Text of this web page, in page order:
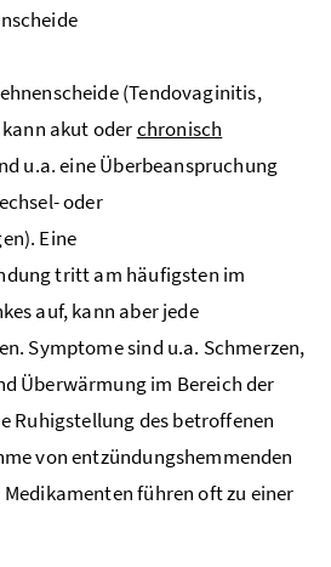
(Tendovaginitis,
akut oderchronisch
u.a.eine Überbeanspruchung
oder
Eine
tritt am häufigsten im
auf, kann aber jede
Symptome sind u.a. Schmerzen,
Überwärmung im Bereich der
Ruhigstellung des betroffenen
von entzündungshemmenden
führen oft zu einer